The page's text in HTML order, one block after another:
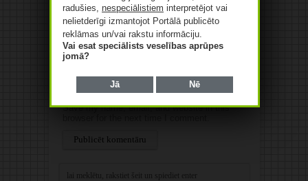
E-pasts
Web
Save my name, email, and website in this
radušies, nespeciālistiem interpretējot vai
nelietderīgi izmantojot Portālā publicēto
reklāmas un/vai rakstu informāciju.
Vai esat speciālists veselības aprūpes
jomā?
Jā Nē